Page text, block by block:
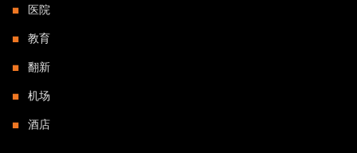
医院
教育
翻新
机场
酒店